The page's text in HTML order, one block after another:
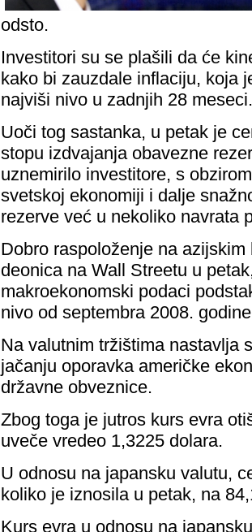
odsto.
Investitori su se plašili da će
kako bi zauzdale inflaciju, koja
najviši nivo u zadnjih 28 meseci.
Uoči tog sastanka, u petak je
stopu izdvajanja obavezne
uznemirilo investitore, s
svetskoj ekonomiji i dalje
rezerve već u nekoliko navrata
Dobro raspoloženje na
deonica na Wall Streetu u
makroekonomski podaci
nivo od septembra 2008.
Na valutnim tržištima nastavlja
jačanju oporavka američke
državne obveznice.
Zbog toga je jutros kurs evra
uveče vredeo 1,3225 dolara.
U odnosu na japansku valutu,
koliko je iznosila u petak, na
Kurs evra u odnosu na